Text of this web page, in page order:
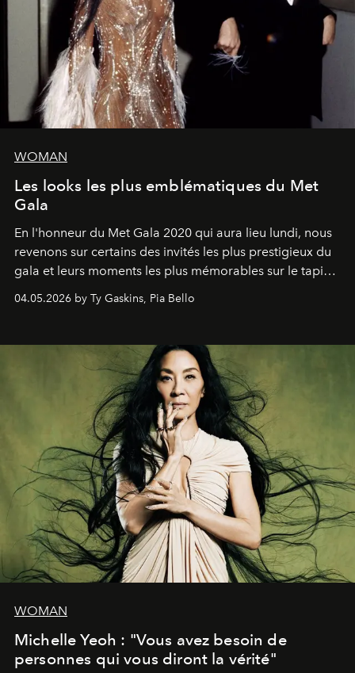
WOMAN
Les looks les plus emblématiques du Met
Gala
En l'honneur du Met Gala 2020 qui aura lieu lundi, nous
revenons sur certains des invités les plus prestigieux du
gala et leurs moments les plus mémorables sur le tapis
04.05.2026 by Ty Gaskins, Pia Bello
WOMAN
Michelle Yeoh : "Vous avez besoin de
personnes qui vous diront la vérité"